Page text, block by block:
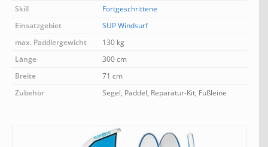
Skill
Fortgeschrittene
Einsatzgebiet
SUP Windsurf
max. Paddlergewicht
130 kg
Länge
300 cm
Breite
71 cm
Zubehör
Segel, Paddel, Reparatur-Kit, Fußleine
Jetzt Bluefin Angebote ansehen